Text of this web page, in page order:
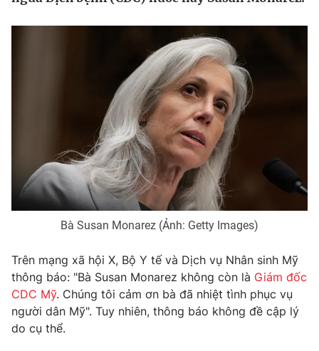
Tin tức
Góc doanh nghiệp
Hậu trường
Nhân vật
Khán giả
Điện ảnh
Âm nhạc
Đời sống
Du lịch
Chất lượng cuộc sống
Giáo dục
Tuyển sinh
Học trực tuyến
Công nghệ
Hitech Công nghệ tương lai
Sản phẩm
Giao lưu trực tuyến
Bà Susan Monarez (Ảnh: Getty Images)
Trên mạng xã hội X, Bộ Y tế và Dịch vụ Nhân sinh Mỹ
thông báo: "Bà Susan Monarez không còn là Giám đốc
CDC Mỹ. Chúng tôi cảm ơn bà đã nhiệt tình phục vụ
người dân Mỹ". Tuy nhiên, thông báo không đề cập lý
do cụ thể.